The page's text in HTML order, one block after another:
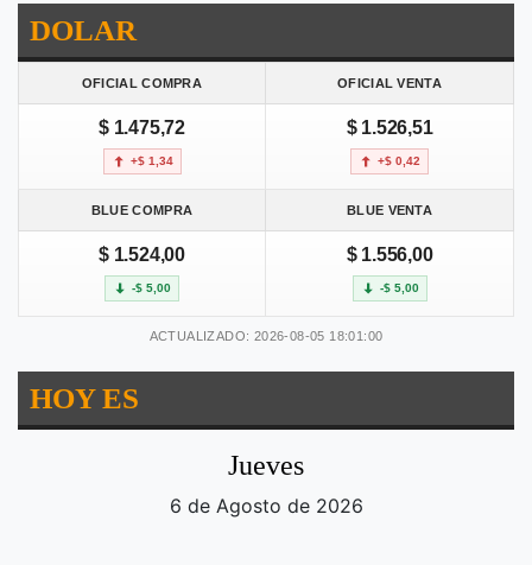
DOLAR
OFICIAL COMPRA OFICIAL VENTA
$ 1.475,72
+$ 1,34
$ 1.526,51
+$ 0,42
BLUE COMPRA BLUE VENTA
$ 1.524,00
-$ 5,00
$ 1.556,00
-$ 5,00
ACTUALIZADO: 2026-08-05 18:01:00
HOY ES
Jueves
6 de Agosto de 2026